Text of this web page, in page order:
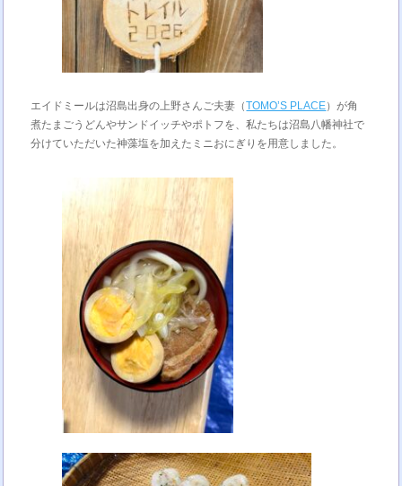
エイドミールは沼島出身の上野さんご夫妻（TOMO’S PLACE）が角
煮たまごうどんやサンドイッチやポトフを、私たちは沼島八幡神社で
分けていただいた神藻塩を加えたミニおにぎりを用意しました。